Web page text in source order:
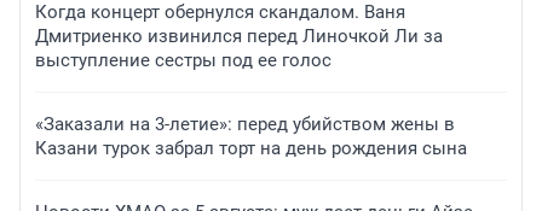
Когда концерт обернулся скандалом. Ваня
Дмитриенко извинился перед Линочкой Ли за
выступление сестры под ее голос
«Заказали на 3-летие»: перед убийством жены в
Казани турок забрал торт на день рождения сына